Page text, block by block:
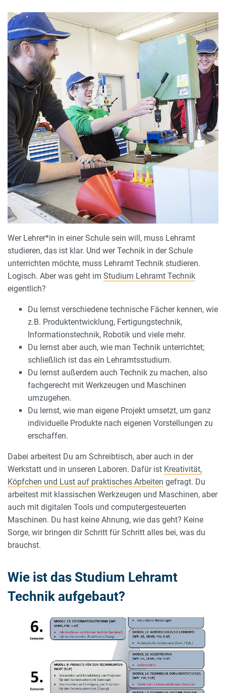
Wer Lehrer*in in einer Schule sein will, muss Lehramt
studieren, das ist klar. Und wer Technik in der Schule
unterrichten möchte, muss Lehramt Technik studieren.
Logisch. Aber was geht im Studium Lehramt Technik
eigentlich?
Du lernst verschiedene technische Fächer kennen, wie
z.B. Produktentwicklung, Fertigungstechnik,
Informationstechnik, Robotik und viele mehr.
Du lernst aber auch, wie man Technik unterrichtet;
schließlich ist das ein Lehramtsstudium.
Du lernst außerdem auch Technik zu machen, also
fachgerecht mit Werkzeugen und Maschinen
umzugehen.
Du lernst, wie man eigene Projekt umsetzt, um ganz
individuelle Produkte nach eigenen Vorstellungen zu
erschaffen.
Dabei arbeitest Du am Schreibtisch, aber auch in der
Werkstatt und in unseren Laboren. Dafür ist Kreativität,
Köpfchen und Lust auf praktisches Arbeiten gefragt. Du
arbeitest mit klassischen Werkzeugen und Maschinen, aber
auch mit digitalen Tools und computergesteuerten
Maschinen. Du hast keine Ahnung, wie das geht? Keine
Sorge, wir bringen dir Schritt für Schritt alles bei, was du
brauchst.
Wie ist das Studium Lehramt
Technik aufgebaut?